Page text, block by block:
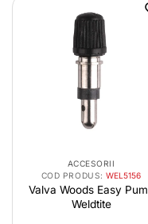
ACCESORII
COD PRODUS:WEL5156
Valva Woods Easy
Weldtite